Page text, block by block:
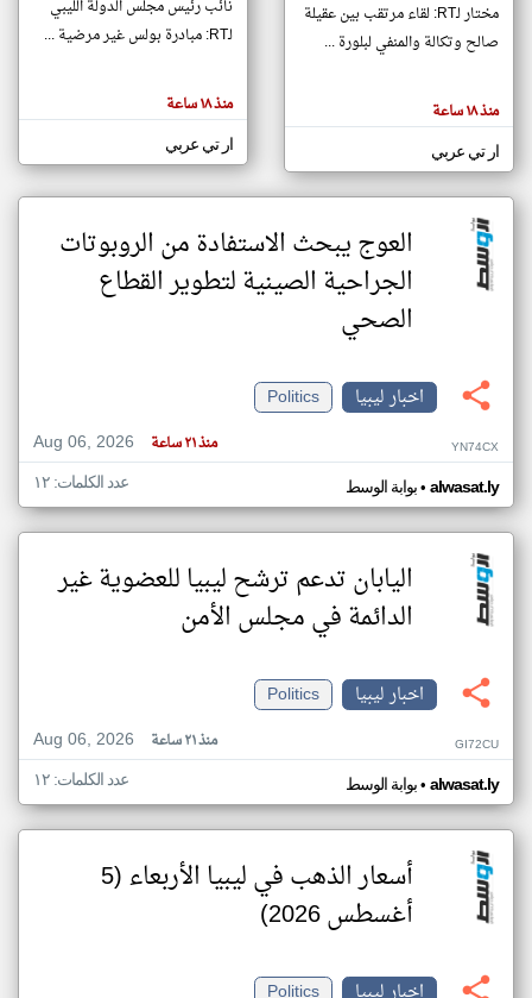
مصادر الأخبار من ليبيا
اخبار ليبيا على مدار الساعة
المقالات
هنا عن
وجهة
نظر
كاتبيها.
مختار لـRT: لقاء مرتقب بين عقيلة
صالح وتكالة والمنفي لبلورة ...
منذ ١٨ ساعة
ار تي عربي
نائب رئيس مجلس الدولة الليبي
لـRT: مبادرة بولس غير مرضية ...
منذ ١٨ ساعة
ار تي عربي
العوج يبحث الاستفادة من الروبوتات
الجراحية الصينية لتطوير القطاع
الصحي
اخبار ليبيا
Politics
Aug 06, 2026
منذ ٢١ ساعة YN74CX
بوابة الوسط• alwasat.ly عدد الكلمات: ١٢
اليابان تدعم ترشح ليبيا للعضوية غير
الدائمة في مجلس الأمن
اخبار ليبيا
Politics
Aug 06, 2026
منذ ٢١ ساعة GI72CU
بوابة الوسط• alwasat.ly عدد الكلمات: ١٢
أسعار الذهب في ليبيا الأربعاء (5
أغسطس 2026)
klyoum.com